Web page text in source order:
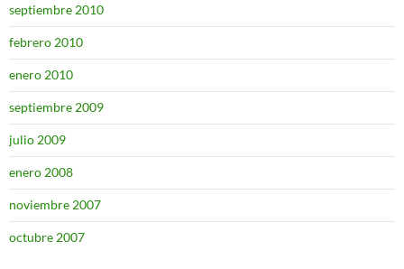
septiembre 2010
febrero 2010
enero 2010
septiembre 2009
julio 2009
enero 2008
noviembre 2007
octubre 2007